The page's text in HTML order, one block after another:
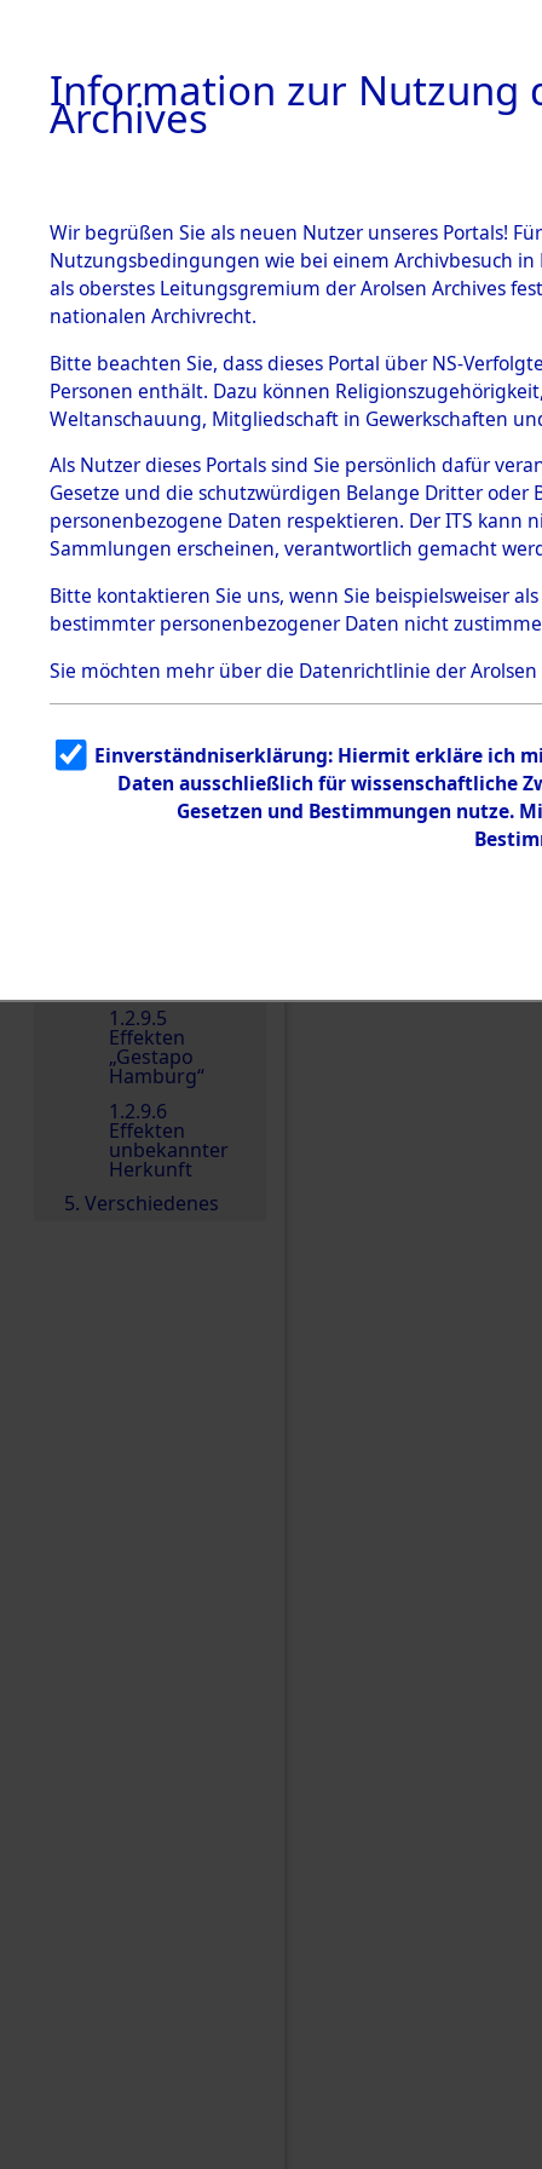
BESTÄNDE
1.
Inhaftierungsdoku
mente
1.2.9 Beim ITS
Effekten
1.2.9.1
Effekten aus
dem KZ
Dachau
Dokument
e
1.2.9.2
Effekten aus
dem KZ
Landesentsch
ädigungsamt
1.2.9.5
Effekten
„Gestapo
Hamburg“
1.2.9.6
Effekten
unbekannter
Herkunft
5. Verschiedenes
0002
Information zur Nutzung
Archives
Wir begrüßen Sie als neuen Nutzer unseres Portals!
Nutzungsbedingungen wie bei einem Archivbesuch
als oberstes Leitungsgremium der Arolsen Archives
nationalen Archivrecht.
Bitte beachten Sie, dass dieses Portal über NS-
Personen enthält. Dazu können
Weltanschauung, Mitgliedschaft in Gewerkschaften
Als Nutzer dieses Portals sind Sie persönlich dafür
Gesetze und die schutzwürdigen Belange Dritter
personenbezogene Daten respektieren. Der ITS
Sammlungen erscheinen, verantwortlich gemacht
Bitte kontaktieren Sie uns, wenn Sie beispielsweiser
bestimmter personenbezogener Daten nicht
Sie möchten mehr über die Datenrichtlinie der Arolsen
Einverständniserklärung: Hiermit erkläre ich
Daten ausschließlich für wissenschaftliche
Gesetzen und Bestimmungen nutze.